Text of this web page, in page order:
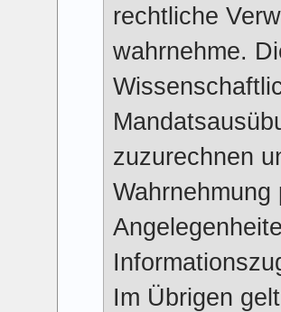
rechtliche
wahrnehme.
zuzurechnen
Im Übrigen